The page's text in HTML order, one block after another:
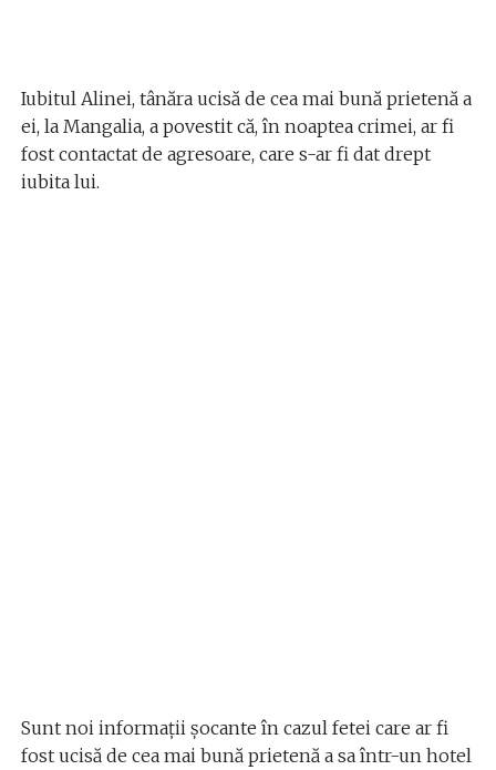
Iubitul Alinei, tânăra ucisă de cea mai bună prietenă a
ei, la Mangalia, a povestit că, în noaptea crimei, ar fi
fost contactat de agresoare, care s-ar fi dat drept
iubita lui.
Sunt noi informații șocante în cazul fetei care ar fi
fost ucisă de cea mai bună prietenă a sa într-un hotel